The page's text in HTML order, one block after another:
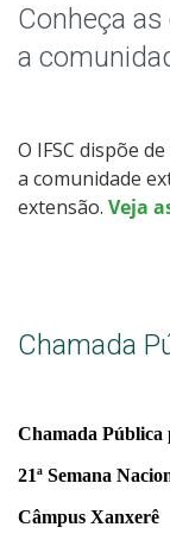
Chamadas
Conheça
a
O IFSC dispõe
a comunidade
extensão. Veja
Chamada
Chamada Pública
21ª Semana
Câmpus Xanxerê